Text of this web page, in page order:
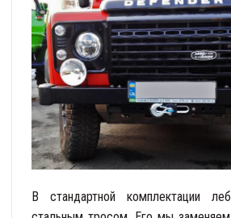
В стандартной комплектации